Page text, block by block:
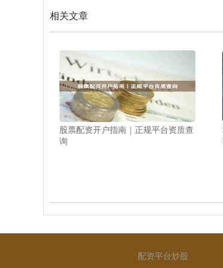
相关文章
股票配资开户指南｜正规平台资质查
询
配资平台炒股